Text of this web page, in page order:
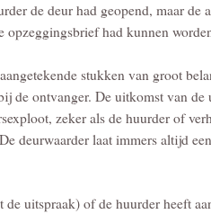
de deur had geopend, maar
had kunnen
stukken van groot
de ontvanger. De uitkomst van
zeker als de huurder of
deurwaarder laat immers altijd
uitspraak) of de huurder heeft